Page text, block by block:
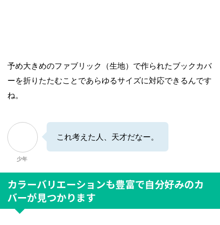
予め大きめのファブリック（生地）で作られたブックカバ
ーを折りたたむことであらゆるサイズに対応できるんです
ね。
少年
これ考えた人、天才だなー。
カラーバリエーションも豊富で自分好みのカ
バーが見つかります